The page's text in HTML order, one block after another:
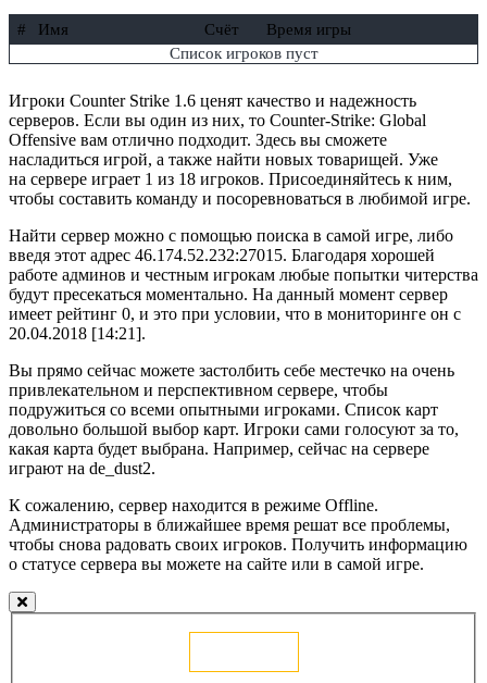
# Имя Счёт
Время игры
Список игроков пуст
Игроки Counter Strike 1.6 ценят качество и надежность
серверов. Если вы один из них, то Counter-Strike: Global
Offensive вам отлично подходит. Здесь вы сможете
насладиться игрой, а также найти новых товарищей. Уже
на сервере играет 1 из 18 игроков. Присоединяйтесь к ним,
чтобы составить команду и посоревноваться в любимой игре.
Найти сервер можно с помощью поиска в самой игре, либо
введя этот адрес 46.174.52.232:27015. Благодаря хорошей
работе админов и честным игрокам любые попытки читерства
будут пресекаться моментально. На данный момент сервер
имеет рейтинг 0, и это при условии, что в мониторинге он с
20.04.2018 [14:21].
Вы прямо сейчас можете застолбить себе местечко на очень
привлекательном и перспективном сервере, чтобы
подружиться со всеми опытными игроками. Список карт
довольно большой выбор карт. Игроки сами голосуют за то,
какая карта будет выбрана. Например, сейчас на сервере
играют на de_dust2.
К сожалению, сервер находится в режиме Offline.
Администраторы в ближайшее время решат все проблемы,
чтобы снова радовать своих игроков. Получить информацию
о статусе сервера вы можете на сайте или в самой игре.